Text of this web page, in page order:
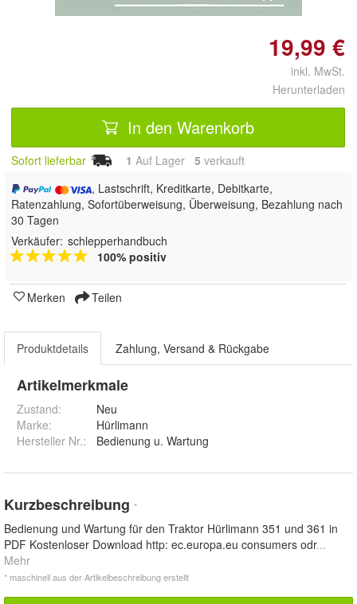
19,99 €
inkl. MwSt.
Herunterladen
In den Warenkorb
Sofort lieferbar 1 Auf Lager 5 verkauft
, Lastschrift, Kreditkarte, Debitkarte,
Ratenzahlung, Sofortüberweisung, Überweisung, Bezahlung nach
30 Tagen
Verkäufer: schlepperhandbuch
100% positiv
Merken Teilen
Produktdetails Zahlung, Versand & Rückgabe
Artikelmerkmale
Zustand:
Neu
Marke:
Hürlimann
Hersteller Nr.:
Bedienung u. Wartung
Kurzbeschreibung *
Bedienung und Wartung für den Traktor Hürlimann 351 und 361 in
PDF Kostenloser Download http: ec.europa.eu consumers odr...
Mehr
* maschinell aus der Artikelbeschreibung erstellt